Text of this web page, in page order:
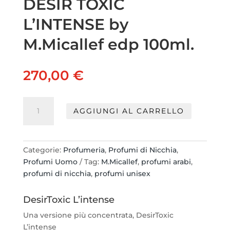
DESIR TOXIC
L’INTENSE by
M.Micallef edp 100ml.
270,00 €
TOXIC
M.Micallef
edp
100ml.
AGGIUNGI AL CARRELLO
Categorie: Profumeria, Profumi di Nicchia,
Profumi Uomo
Tag: M.Micallef, profumi arabi,
profumi di nicchia, profumi unisex
DesirToxic L’intense
Una versione più concentrata, DesirToxic
L’intense